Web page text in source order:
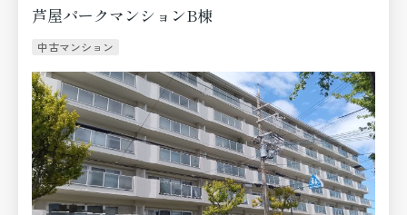
芦屋パークマンションB棟
中古マンション